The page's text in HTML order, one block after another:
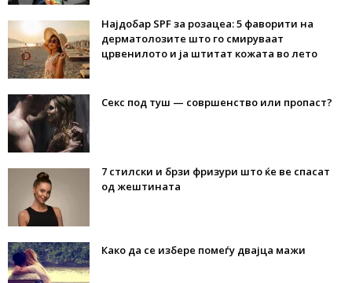
Најдобар SPF за розацеа: 5 фаворити на
дерматолозите што го смируваат
црвенилото и ја штитат кожата во лето
Секс под туш — совршенство или пропаст?
7 стилски и брзи фризури што ќе ве спасат
од жештината
Како да се избере помеѓу двајца мажи